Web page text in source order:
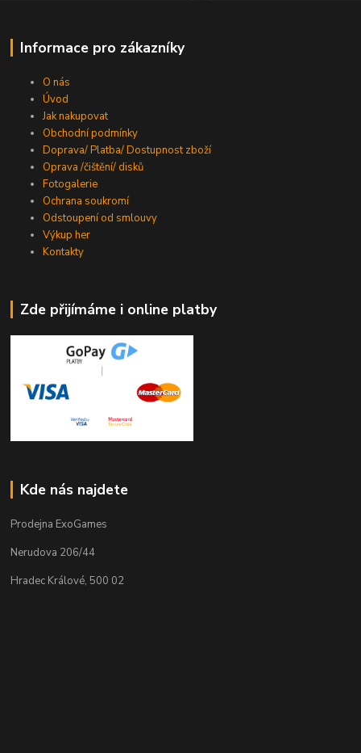
Informace pro zákazníky
O nás
Úvod
Jak nakupovat
Obchodní podmínky
Doprava/ Platba/ Dostupnost zboží
Oprava /čištění/ disků
Fotogalerie
Ochrana soukromí
Odstoupení od smlouvy
Výkup her
Kontakty
Zde přijímáme i online platby
Kde nás najdete
Prodejna ExoGames
Nerudova 206/44
Hradec Králové, 500 02